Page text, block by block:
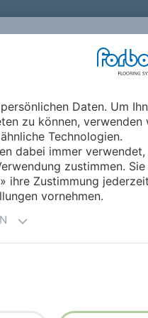
NACHHALTIGKEIT
Daten. Um
zu können, verwenden
Technologien.
dabei immer verwendet,
zustimmen. Sie
ihre Zustimmung
vornehmen.